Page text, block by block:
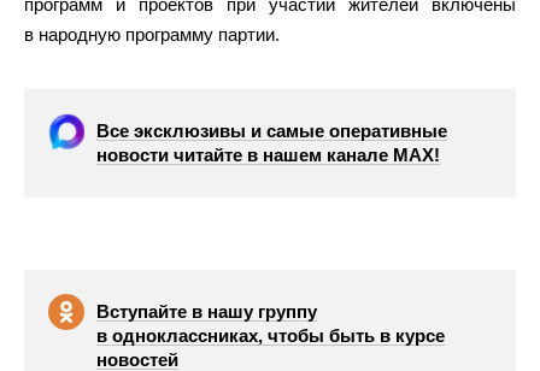
в народную программу партии.
Все эксклюзивы и самые оперативные
новости читайте в нашем канале МАХ!
Вступайте в нашу группу
в одноклассниках, чтобы быть в курсе
новостей